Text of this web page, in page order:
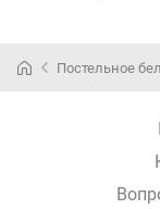
Постельное